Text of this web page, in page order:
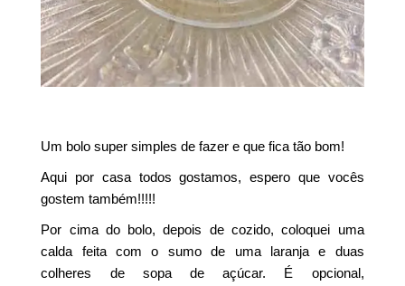
Um bolo super simples de fazer e que fica tão bom!
Aqui por casa todos gostamos, espero que vocês
gostem também!!!!!
Por cima do bolo, depois de cozido, coloquei uma
calda feita com o sumo de uma laranja e duas
colheres de sopa de açúcar. É opcional,